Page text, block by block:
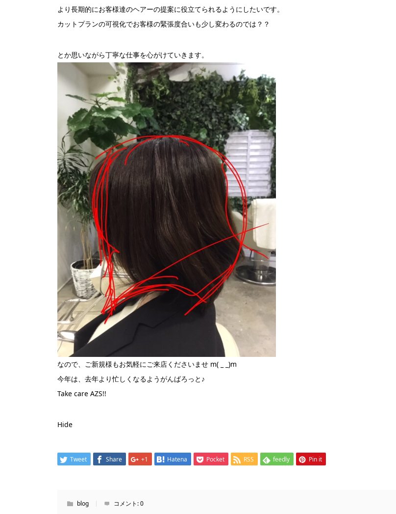
より長期的にお客様達のヘアーの提案に役立てられるようにしたいです。
カットプランの可視化でお客様の緊張度合いも少し変わるのでは？？
とか思いながら丁寧な仕事を心がけていきます。
なので、ご新規様もお気軽にご来店くださいませ m( _ _)m
今年は、去年より忙しくなるようがんばろっと♪
Take care AZS!!
Hide
Tweet Share +1 Hatena Pocket RSS feedly Pin it
blog コメント:0